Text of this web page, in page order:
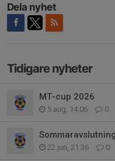
Dela nyhet
Tidigare nyheter
MT-cup 2026
5 aug, 14:06 0
Sommaravslutning
22 jun, 21:36 0